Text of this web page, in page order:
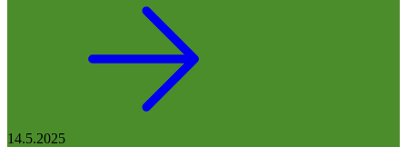
14.5.2025